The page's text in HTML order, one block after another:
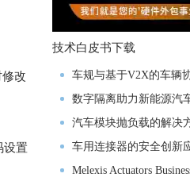
改
设置
技术白皮书下载
车规与基于V2X的车辆
望
数字隔离助力新能源汽
汽车模块抛负载的解决
车用连接器的安全创新
Melexis Actuators